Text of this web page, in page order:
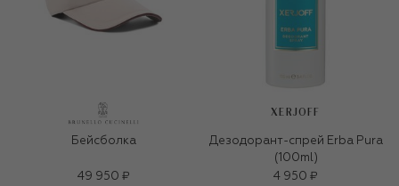
Бейсболка
49 950 ₽
XERJOFF
Дезодорант-спрей Erba Pura
(100ml)
4 950 ₽